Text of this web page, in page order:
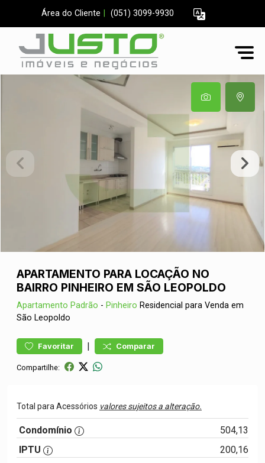
Área do Cliente (051) 3099-9930
APARTAMENTO PARA LOCAÇÃO NO
BAIRRO PINHEIRO EM SÃO LEOPOLDO
Apartamento Padrão - Pinheiro Residencial para Venda em
São Leopoldo
Favoritar | Comparar
Compartilhe:
Total para Acessórios valores sujeitos a alteração.
Condomínio
504,13
IPTU
200,16